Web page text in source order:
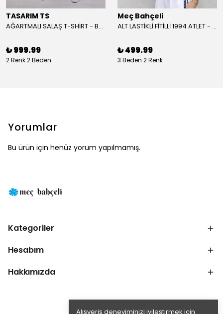
Alışveriş deneyiminizi iyileştirmek için
TASARIM TS
AĞARTMALI SALAŞ T-SHİRT - BEYAZ
₺ 999.99
2 Renk 2 Beden
Meç Bahçeli
ALT LASTİKLİ FİTİLLİ 1994 ATLET - BORDO
₺ 499.99
3 Beden 2 Renk
Yorumlar
Bu ürün için henüz yorum yapılmamış.
Kategoriler
Hesabım
Hakkımızda